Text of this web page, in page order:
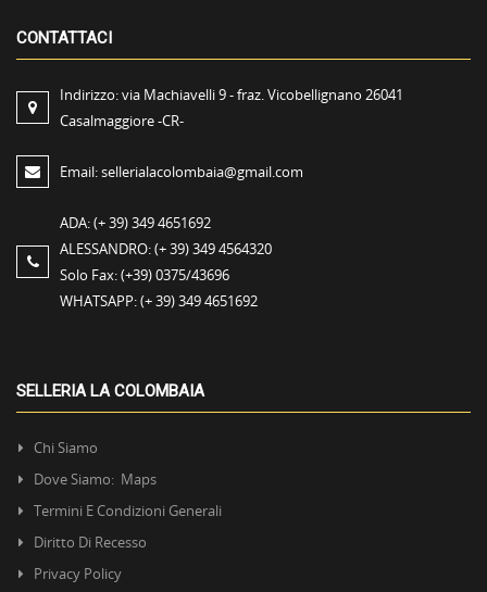
CONTATTACI
Indirizzo:via Machiavelli 9 - fraz. Vicobellignano 26041
Casalmaggiore -CR-
Email:sellerialacolombaia@gmail.com
ADA:(+ 39) 349 4651692
ALESSANDRO:(+ 39) 349 4564320
Solo Fax:(+39) 0375/43696
WHATSAPP:(+ 39) 349 4651692
SELLERIA LA COLOMBAIA
Chi Siamo
Dove Siamo: Maps
Termini E Condizioni Generali
Diritto Di Recesso
Privacy Policy